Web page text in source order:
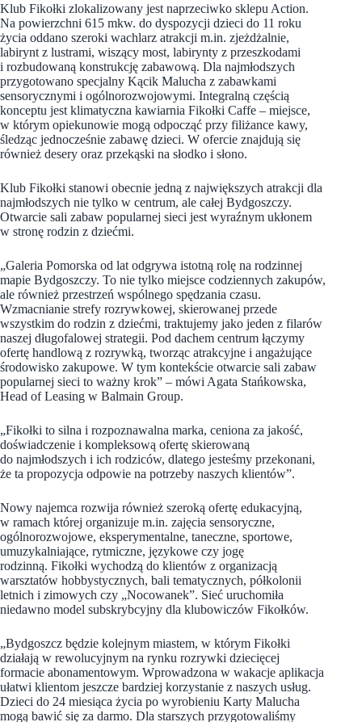
Klub Fikołki zlokalizowany jest naprzeciwko sklepu Action.
Na powierzchni 615 mkw. do dyspozycji dzieci do 11 roku
życia oddano szeroki wachlarz atrakcji m.in. zjeżdżalnie,
labirynt z lustrami, wiszący most, labirynty z przeszkodami
i rozbudowaną konstrukcję zabawową. Dla najmłodszych
przygotowano specjalny Kącik Malucha z zabawkami
sensorycznymi i ogólnorozwojowymi. Integralną częścią
konceptu jest klimatyczna kawiarnia Fikołki Caffe – miejsce,
w którym opiekunowie mogą odpocząć przy filiżance kawy,
śledząc jednocześnie zabawę dzieci. W ofercie znajdują się
również desery oraz przekąski na słodko i słono.
Klub Fikołki stanowi obecnie jedną z największych atrakcji dla
najmłodszych nie tylko w centrum, ale całej Bydgoszczy.
Otwarcie sali zabaw popularnej sieci jest wyraźnym ukłonem
w stronę rodzin z dziećmi.
„Galeria Pomorska od lat odgrywa istotną rolę na rodzinnej
mapie Bydgoszczy. To nie tylko miejsce codziennych zakupów,
ale również przestrzeń wspólnego spędzania czasu.
Wzmacnianie strefy rozrywkowej, skierowanej przede
wszystkim do rodzin z dziećmi, traktujemy jako jeden z filarów
naszej długofalowej strategii. Pod dachem centrum łączymy
ofertę handlową z rozrywką, tworząc atrakcyjne i angażujące
środowisko zakupowe. W tym kontekście otwarcie sali zabaw
popularnej sieci to ważny krok” – mówi Agata Stańkowska,
Head of Leasing w Balmain Group.
„Fikołki to silna i rozpoznawalna marka, ceniona za jakość,
doświadczenie i kompleksową ofertę skierowaną
do najmłodszych i ich rodziców, dlatego jesteśmy przekonani,
że ta propozycja odpowie na potrzeby naszych klientów”.
Nowy najemca rozwija również szeroką ofertę edukacyjną,
w ramach której organizuje m.in. zajęcia sensoryczne,
ogólnorozwojowe, eksperymentalne, taneczne, sportowe,
umuzykalniające, rytmiczne, językowe czy jogę
rodzinną. Fikołki wychodzą do klientów z organizacją
warsztatów hobbystycznych, bali tematycznych, półkolonii
letnich i zimowych czy „Nocowanek”. Sieć uruchomiła
niedawno model subskrybcyjny dla klubowiczów Fikołków.
„Bydgoszcz będzie kolejnym miastem, w którym Fikołki
działają w rewolucyjnym na rynku rozrywki dziecięcej
formacie abonamentowym. Wprowadzona w wakacje aplikacja
ułatwi klientom jeszcze bardziej korzystanie z naszych usług.
Dzieci do 24 miesiąca życia po wyrobieniu Karty Malucha
mogą bawić się za darmo. Dla starszych przygotowaliśmy